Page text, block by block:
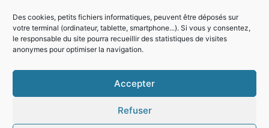
Des cookies, petits fichiers informatiques, peuvent être déposés sur
votre terminal (ordinateur, tablette, smartphone...). Si vous y consentez,
le responsable du site pourra recueillir des statistiques de visites
anonymes pour optimiser la navigation.
Accepter
Refuser
Horaires d'ouverture de la mairie